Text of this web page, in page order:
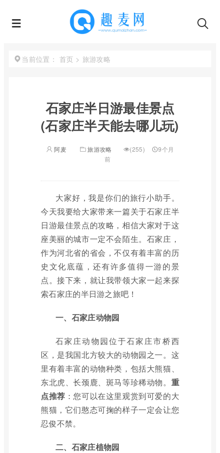
当前位置： 首页 > 旅游攻略
石家庄半日游最佳景点
(石家庄半天能去哪儿玩)
阿麦 旅游攻略 (255)
9个月
前
大家好，我是你们的旅行小助手。
今天我要给大家带来一篇关于石家庄半
日游最佳景点的攻略，相信大家对于这
座美丽的城市一定不会陌生。石家庄，
作为河北省的省会，不仅有着丰富的历
史文化底蕴，还有许多值得一游的景
点。接下来，就让我带领大家一起来探
索石家庄的半日游之旅吧！
一、石家庄动物园
石家庄动物园位于石家庄市桥西
区，是我国北方较大的动物园之一。这
里有着丰富的动物种类，包括大熊猫、
东北虎、长颈鹿、斑马等珍稀动物。 重
点推荐 ：您可以在这里观赏到可爱的大
熊猫，它们憨态可掬的样子一定会让您
忍俊不禁。
二、石家庄植物园